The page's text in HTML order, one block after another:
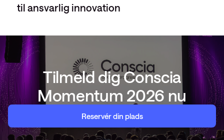
til ansvarlig innovation
Tilmeld dig Conscia
Momentum 2026 nu
Reservér din plads